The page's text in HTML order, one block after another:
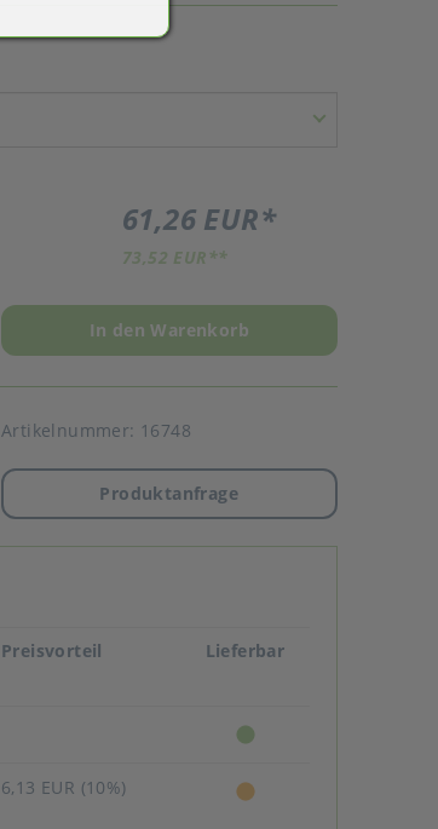
61,26 EUR*
73,52 EUR **
In den Warenkorb
Artikelnummer: 16748
Produktanfrage
Preisvorteil Lieferbar
6,13 EUR (10%)